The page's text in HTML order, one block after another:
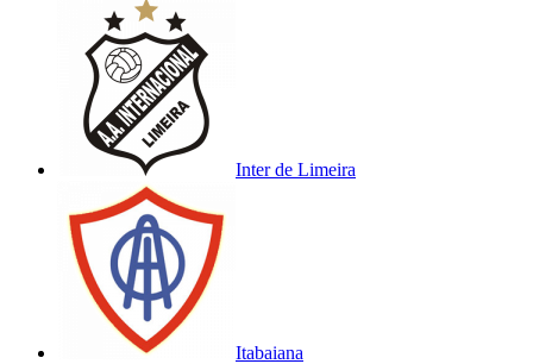
Inter de Limeira
Itabaiana